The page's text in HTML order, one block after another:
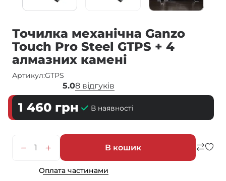
Точилка механічна Ganzo
Touch Pro Steel GTPS + 4
алмазних камені
Артикул:GTPS
5.08 відгуків
1 460 грн В наявності
В кошик
Оплата частинами